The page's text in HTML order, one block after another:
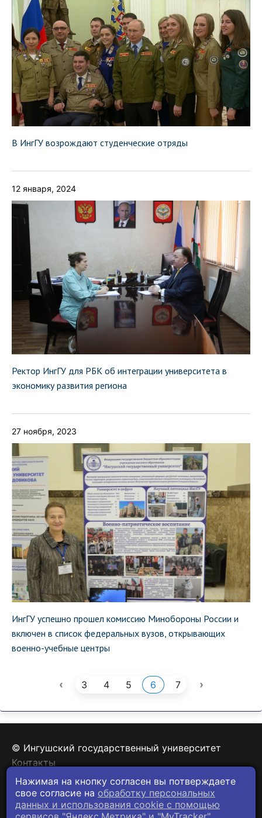
В ИнгГУ возрождают студенческие отряды
12 января, 2024
Ректор ИнгГУ для РБК об интеграции университета в
экономику развития региона
27 ноября, 2023
ИнгГУ успешно прошел комиссию Минобороны России и
включен в список федеральных вузов, открывающих
военно-учебные центры
‹ 3 4 5 6 7 ›
© Ингушский государственный университет
Контакты
Политика конфиденциальности
Нажимая на кнопку согласен вы потверждаете
свое согласие на обработку персональных
данных и использования cookie c помощью